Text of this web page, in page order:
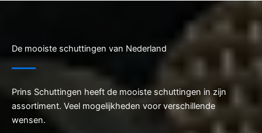
De mooiste schuttingen van Nederland
Prins Schuttingen heeft de mooiste schuttingen in zijn
assortiment. Veel mogelijkheden voor verschillende
wensen.